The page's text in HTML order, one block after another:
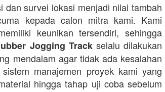
dan survei lokasi menjadi nilai tambah
kepada calon mitra kami. Kami
keunikan tersendiri, sehingga
Jogging Trackselalu dilakukan
mendalam agar tidak ada kesalahan
manajemen proyek kami yang
hingga tahap uji coba sebelum